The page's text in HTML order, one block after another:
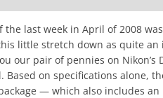
the last week in April of 2008
little stretch down as quite
our pair of pennies on Nikon’s
Based on specifications alone,
— which also includes